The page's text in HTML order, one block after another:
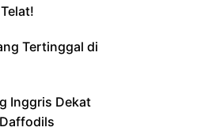
Tertinggal di
Inggris Dekat